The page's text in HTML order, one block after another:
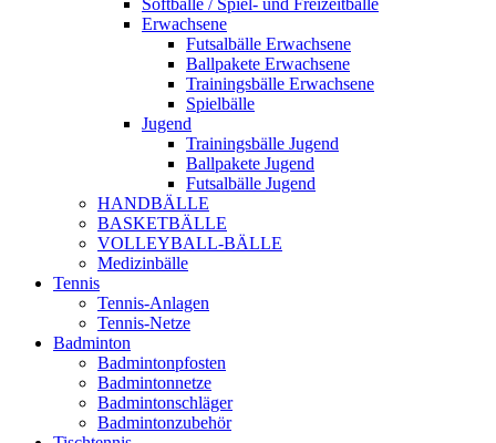
Softbälle / Spiel- und Freizeitbälle
Erwachsene
Futsalbälle Erwachsene
Ballpakete Erwachsene
Trainingsbälle Erwachsene
Spielbälle
Jugend
Trainingsbälle Jugend
Ballpakete Jugend
Futsalbälle Jugend
HANDBÄLLE
BASKETBÄLLE
VOLLEYBALL-BÄLLE
Medizinbälle
Tennis
Tennis-Anlagen
Tennis-Netze
Badminton
Badmintonpfosten
Badmintonnetze
Badmintonschläger
Badmintonzubehör